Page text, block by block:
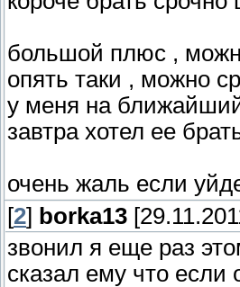
большой плюс ,
опять таки , можно
у меня на
завтра хотел ее
очень жаль если
[2] borka13
звонил я еще раз
сказал ему что если